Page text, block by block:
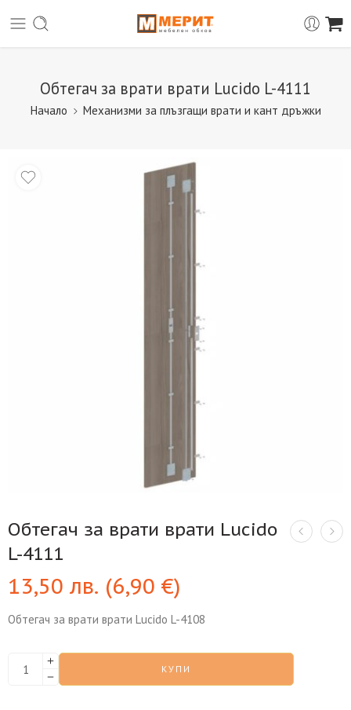
Обтегач за врати врати Lucido L-4111
Начало Механизми за плъзгащи врати и кант дръжки
Обтегач за врати врати Lucido
L-4111
13,50лв. (6,90€)
Обтегач за врати врати Lucido L-4108
КУПИ